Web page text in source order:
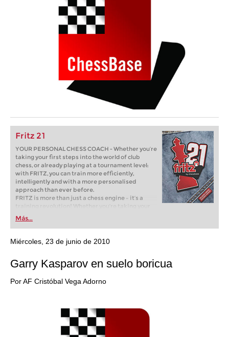
Fritz 21
YOUR PERSONAL CHESS COACH - Whether you’re
taking your first steps into the world of club
chess, or already playing at a tournament level:
with FRITZ, you can train more efficiently,
intelligently and with a more personalised
approach than ever before.
FRITZ is more than just a chess engine – it’s a
training revolution! Whether you’re taking your
first steps into the world of club chess, or already
playing at a tournament level: with FRITZ, you can
train more efficiently, intelligently and with a
more personalised approach than ever before.
Más...
Miércoles, 23 de junio de 2010
Garry Kasparov en suelo boricua
Por AF Cristóbal Vega Adorno